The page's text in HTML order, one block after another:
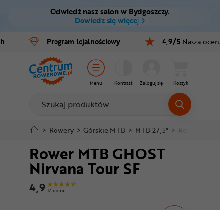
Ctrl M
Menu główne
Informacje o produkcie
Do koszyka
Szczegółowe informacje
Stopka
Mapa strony
Odwiedź nasz salon w Bydgoszczy.
Dowiedz się więcej
Program lojalnościowy 4,9/5 Nasza
Menu Kontrast Zaloguj się Koszyk
Rowery
E-bike
Części
Akcesoria
Odzież
Kaski
Buty
> Rowery > Górskie MTB > MTB 27,5" > Rower MTB
Rower MTB GHOST
Nirvana Tour SF
4,9 17 opinii